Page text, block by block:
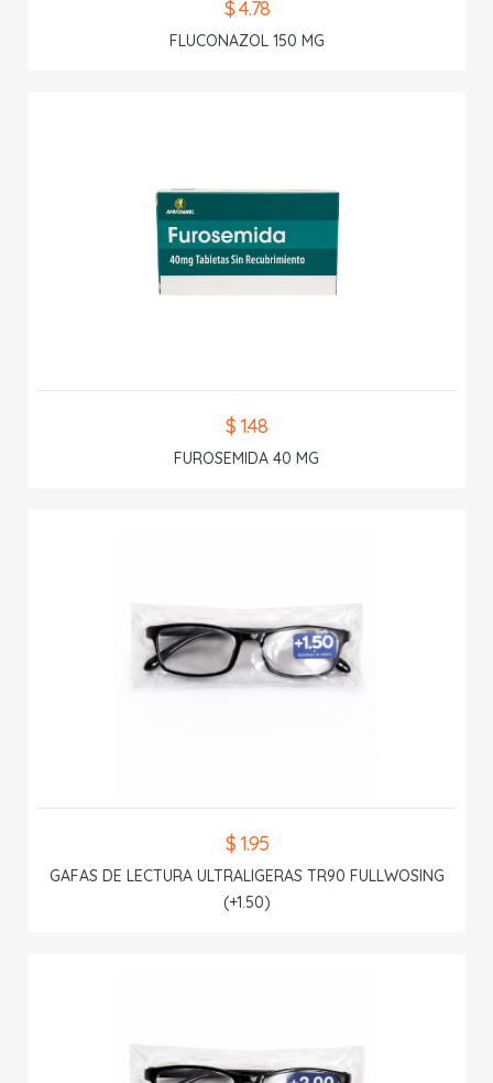
$ 4.78
FLUCONAZOL 150 MG
$ 1.48
FUROSEMIDA 40 MG
$ 1.95
GAFAS DE LECTURA ULTRALIGERAS TR90 FULLWOSING
(+1.50)